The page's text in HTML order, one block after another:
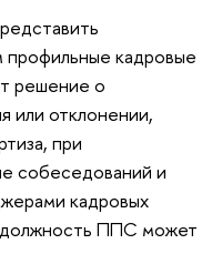
профильные кадровые
решение о
или отклонении,
при
собеседований и
кадровых
ППС может